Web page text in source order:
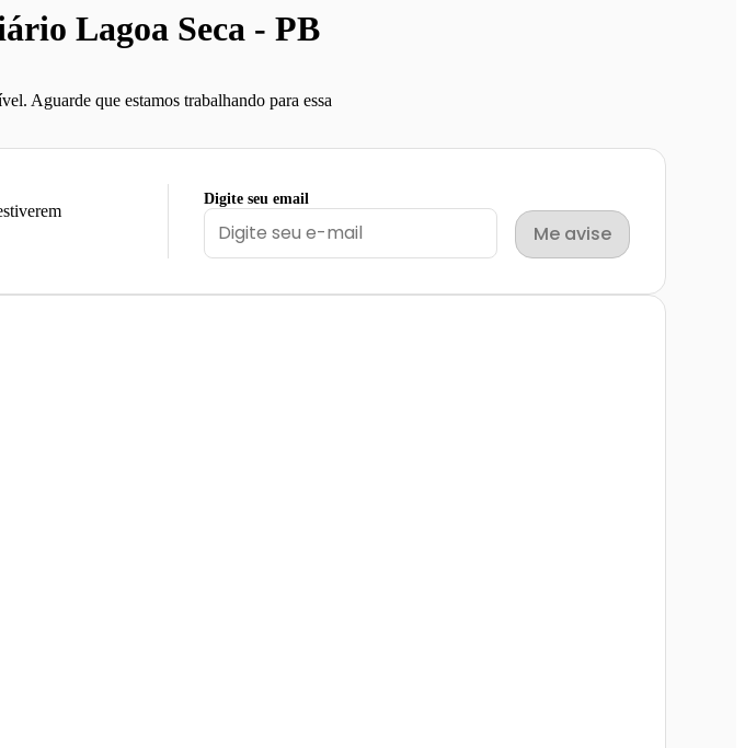
Lagoa Seca - PB
Aguarde que estamos trabalhando para essa
Digite seu email
Me avise